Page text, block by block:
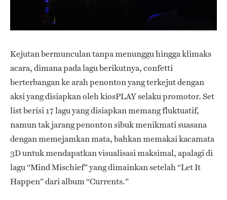
Kejutan bermunculan tanpa menunggu hingga klimaks
acara, dimana pada lagu berikutnya, confetti
berterbangan ke arah penonton yang terkejut dengan
aksi yang disiapkan oleh kiosPLAY selaku promotor. Set
list berisi 17 lagu yang disiapkan memang fluktuatif,
namun tak jarang penonton sibuk menikmati suasana
dengan memejamkan mata, bahkan memakai kacamata
3D untuk mendapatkan visualisasi maksimal, apalagi di
lagu “Mind Mischief” yang dimainkan setelah “Let It
Happen” dari album “Currents.”